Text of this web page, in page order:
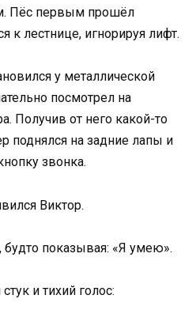
Пёс первым прошёл
к лестнице, игнорируя лифт.
у металлической
посмотрел на
Получив от него какой-то
поднялся на задние лапы и
звонка.
Виктор.
будто показывая: «Я умею».
и тихий голос: